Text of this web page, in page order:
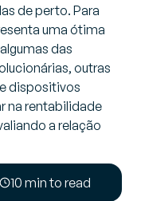
de perto. Para
uma ótima
algumas das
outras
dispositivos
na rentabilidade
a relação
10 min to read